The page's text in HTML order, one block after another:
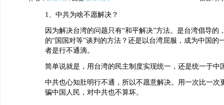
1、中共为啥不愿解决？
因为解决台湾的问题只有“和平解决”方法。是台湾倡导的
的“国国对等”谈判的方法？还是以台湾屈服，成为中国的
者是行不通滴。
简单说就是，用台湾的民主制度实现统一，还是统一于中
中共也心知肚明行不通，所以不愿意解决。用一次比一次
骗中国人民，对中共也不算坏。